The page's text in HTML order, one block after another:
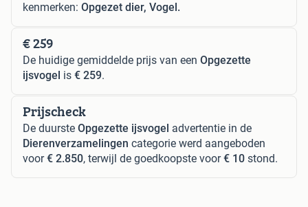
kenmerken: Opgezet dier, Vogel.
€ 259
De huidige gemiddelde prijs van een Opgezette
ijsvogel is € 259.
Prijscheck
De duurste Opgezette ijsvogel advertentie in de
Dierenverzamelingen categorie werd aangeboden
voor€ 2.850, terwijl de goedkoopste voor€ 10 stond.